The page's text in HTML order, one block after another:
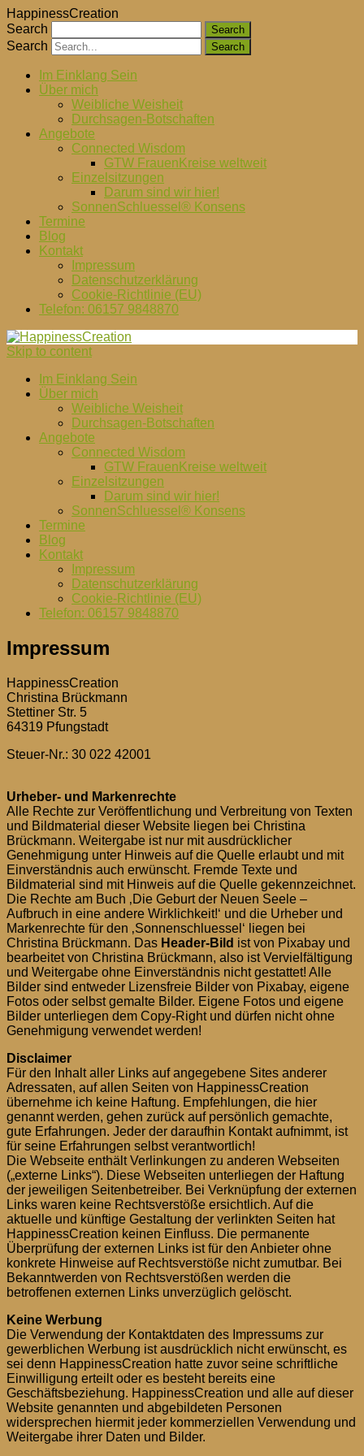
HappinessCreation
Search
Search
Im Einklang Sein
Über mich
Weibliche Weisheit
Durchsagen-Botschaften
Angebote
Connected Wisdom
GTW FrauenKreise weltweit
Einzelsitzungen
Darum sind wir hier!
SonnenSchluessel® Konsens
Termine
Blog
Kontakt
Impressum
Datenschutzerklärung
Cookie-Richtlinie (EU)
Telefon: 06157 9848870
Skip to content
Im Einklang Sein
Über mich
Weibliche Weisheit
Durchsagen-Botschaften
Angebote
Connected Wisdom
GTW FrauenKreise weltweit
Einzelsitzungen
Darum sind wir hier!
SonnenSchluessel® Konsens
Termine
Blog
Kontakt
Impressum
Datenschutzerklärung
Cookie-Richtlinie (EU)
Telefon: 06157 9848870
Impressum
HappinessCreation
Christina Brückmann
Stettiner Str. 5
64319 Pfungstadt
Steuer-Nr.: 30 022 42001
Urheber- und Markenrechte
Alle Rechte zur Veröffentlichung und Verbreitung von Texten
und Bildmaterial dieser Website liegen bei Christina
Brückmann. Weitergabe ist nur mit ausdrücklicher
Genehmigung unter Hinweis auf die Quelle erlaubt und mit
Einverständnis auch erwünscht. Fremde Texte und
Bildmaterial sind mit Hinweis auf die Quelle gekennzeichnet.
Die Rechte am Buch ‚Die Geburt der Neuen Seele –
Aufbruch in eine andere Wirklichkeit!‘ und die Urheber und
Markenrechte für den ‚Sonnenschluessel‘ liegen bei
Christina Brückmann. Das Header-Bild ist von Pixabay und
bearbeitet von Christina Brückmann, also ist Vervielfältigung
und Weitergabe ohne Einverständnis nicht gestattet! Alle
Bilder sind entweder Lizensfreie Bilder von Pixabay, eigene
Fotos oder selbst gemalte Bilder. Eigene Fotos und eigene
Bilder unterliegen dem Copy-Right und dürfen nicht ohne
Genehmigung verwendet werden!
Disclaimer
Für den Inhalt aller Links auf angegebene Sites anderer
Adressaten, auf allen Seiten von HappinessCreation
übernehme ich keine Haftung. Empfehlungen, die hier
genannt werden, gehen zurück auf persönlich gemachte,
gute Erfahrungen. Jeder der daraufhin Kontakt aufnimmt, ist
für seine Erfahrungen selbst verantwortlich!
Die Webseite enthält Verlinkungen zu anderen Webseiten
(„externe Links“). Diese Webseiten unterliegen der Haftung
der jeweiligen Seitenbetreiber. Bei Verknüpfung der externen
Links waren keine Rechtsverstöße ersichtlich. Auf die
aktuelle und künftige Gestaltung der verlinkten Seiten hat
HappinessCreation keinen Einfluss. Die permanente
Überprüfung der externen Links ist für den Anbieter ohne
konkrete Hinweise auf Rechtsverstöße nicht zumutbar. Bei
Bekanntwerden von Rechtsverstößen werden die
betroffenen externen Links unverzüglich gelöscht.
Keine Werbung
Die Verwendung der Kontaktdaten des Impressums zur
gewerblichen Werbung ist ausdrücklich nicht erwünscht, es
sei denn HappinessCreation hatte zuvor seine schriftliche
Einwilligung erteilt oder es besteht bereits eine
Geschäftsbeziehung. HappinessCreation und alle auf dieser
Website genannten und abgebildeten Personen
widersprechen hiermit jeder kommerziellen Verwendung und
Weitergabe ihrer Daten und Bilder.